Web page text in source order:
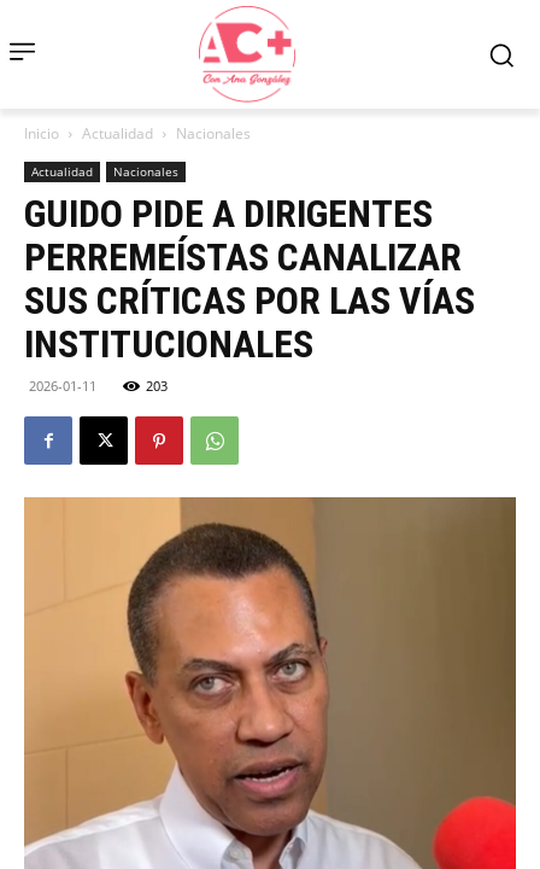
Inicio Actualidad Nacionales
Actualidad Nacionales
GUIDO PIDE A DIRIGENTES
PERREMEÍSTAS CANALIZAR
SUS CRÍTICAS POR LAS VÍAS
INSTITUCIONALES
2026-01-11 203